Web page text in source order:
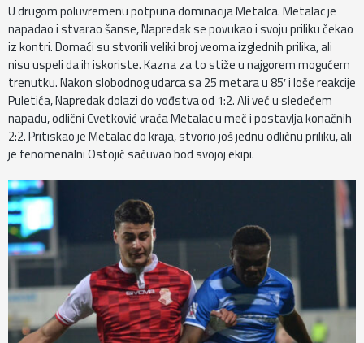
U drugom poluvremenu potpuna dominacija Metalca. Metalac je
napadao i stvarao šanse, Napredak se povukao i svoju priliku čekao
iz kontri. Domaći su stvorili veliki broj veoma izglednih prilika, ali
nisu uspeli da ih iskoriste. Kazna za to stiže u najgorem mogućem
trenutku. Nakon slobodnog udarca sa 25 metara u 85′ i loše reakcije
Puletića, Napredak dolazi do vođstva od 1:2. Ali već u sledećem
napadu, odlični Cvetković vraća Metalac u meč i postavlja konačnih
2:2. Pritiskao je Metalac do kraja, stvorio još jednu odličnu priliku, ali
je fenomenalni Ostojić sačuvao bod svojoj ekipi.